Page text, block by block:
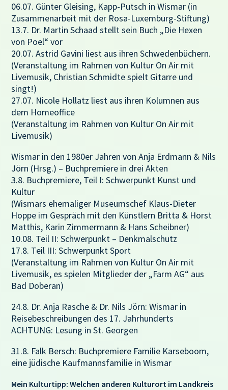
06.07. Günter Gleising, Kapp-Putsch in Wismar (in
Zusammenarbeit mit der Rosa-Luxemburg-Stiftung)
13.7. Dr. Martin Schaad stellt sein Buch „Die Hexen
von Poel“ vor
20.07. Astrid Gavini liest aus ihren Schwedenbüchern.
(Veranstaltung im Rahmen von Kultur On Air mit
Livemusik, Christian Schmidte spielt Gitarre und
singt!)
27.07. Nicole Hollatz liest aus ihren Kolumnen aus
dem Homeoffice
(Veranstaltung im Rahmen von Kultur On Air mit
Livemusik)
Wismar in den 1980er Jahren von Anja Erdmann & Nils
Jörn (Hrsg.) – Buchpremiere in drei Akten
3.8. Buchpremiere, Teil I: Schwerpunkt Kunst und
Kultur
(Wismars ehemaliger Museumschef Klaus-Dieter
Hoppe im Gespräch mit den Künstlern Britta & Horst
Matthis, Karin Zimmermann & Hans Scheibner)
10.08. Teil II: Schwerpunkt – Denkmalschutz
17.8. Teil III: Schwerpunkt Sport
(Veranstaltung im Rahmen von Kultur On Air mit
Livemusik, es spielen Mitglieder der „Farm AG“ aus
Bad Doberan)
24.8. Dr. Anja Rasche & Dr. Nils Jörn: Wismar in
Reisebeschreibungen des 17. Jahrhunderts
ACHTUNG: Lesung in St. Georgen
31.8. Falk Bersch: Buchpremiere Familie Karseboom,
eine jüdische Kaufmannsfamilie in Wismar
Mein Kulturtipp: Welchen anderen Kulturort im Landkreis